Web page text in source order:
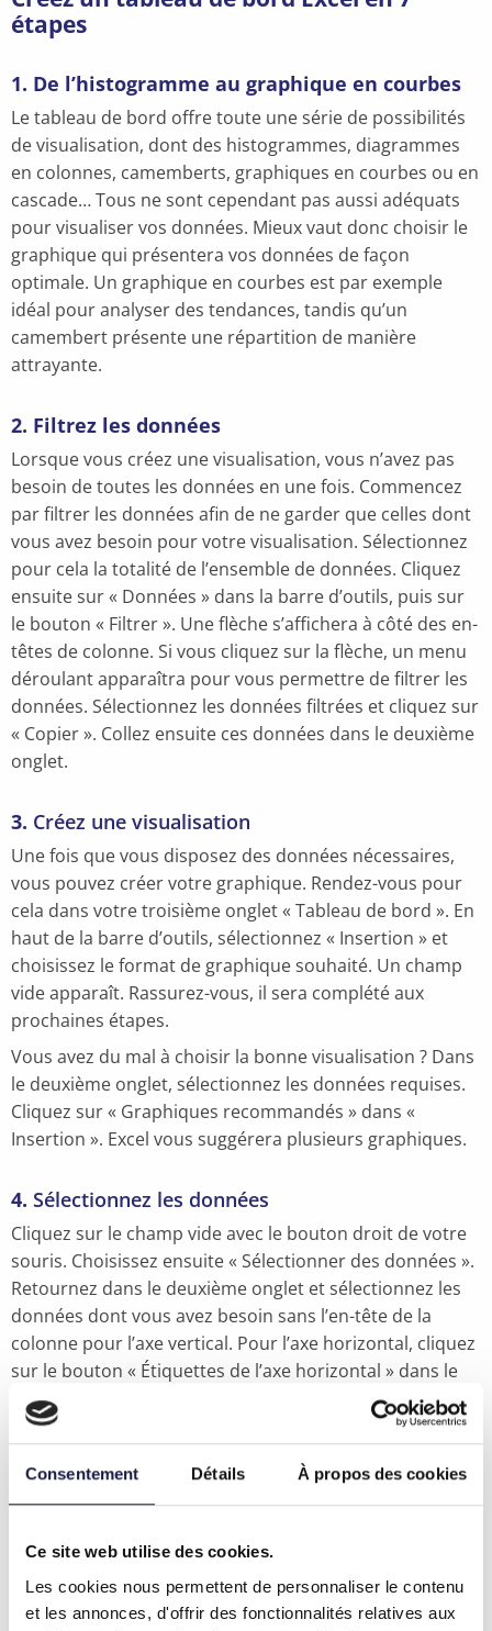
Consentement Détails À propos des cookies
Ce site web utilise des cookies.
Les cookies nous permettent de personnaliser le contenu
et les annonces, d'offrir des fonctionnalités relatives aux
étapes
1. De l’histogramme au graphique en courbes
Le tableau de bord offre toute une série de possibilités
de visualisation, dont des histogrammes, diagrammes
en colonnes, camemberts, graphiques en courbes ou en
cascade… Tous ne sont cependant pas aussi adéquats
pour visualiser vos données. Mieux vaut donc choisir le
graphique qui présentera vos données de façon
optimale. Un graphique en courbes est par exemple
idéal pour analyser des tendances, tandis qu’un
camembert présente une répartition de manière
attrayante.
2. Filtrez les données
Lorsque vous créez une visualisation, vous n’avez pas
besoin de toutes les données en une fois. Commencez
par filtrer les données afin de ne garder que celles dont
vous avez besoin pour votre visualisation. Sélectionnez
pour cela la totalité de l’ensemble de données. Cliquez
ensuite sur « Données » dans la barre d’outils, puis sur
le bouton « Filtrer ». Une flèche s’affichera à côté des en-
têtes de colonne. Si vous cliquez sur la flèche, un menu
déroulant apparaîtra pour vous permettre de filtrer les
données. Sélectionnez les données filtrées et cliquez sur
« Copier ». Collez ensuite ces données dans le deuxième
onglet.
3. Créez une visualisation
Une fois que vous disposez des données nécessaires,
vous pouvez créer votre graphique. Rendez-vous pour
cela dans votre troisième onglet « Tableau de bord ». En
haut de la barre d’outils, sélectionnez « Insertion » et
choisissez le format de graphique souhaité. Un champ
vide apparaît. Rassurez-vous, il sera complété aux
prochaines étapes.
Vous avez du mal à choisir la bonne visualisation ? Dans
le deuxième onglet, sélectionnez les données requises.
Cliquez sur « Graphiques recommandés » dans «
Insertion ». Excel vous suggérera plusieurs graphiques.
4. Sélectionnez les données
Cliquez sur le champ vide avec le bouton droit de votre
souris. Choisissez ensuite « Sélectionner des données ».
Retournez dans le deuxième onglet et sélectionnez les
données dont vous avez besoin sans l’en-tête de la
colonne pour l’axe vertical. Pour l’axe horizontal, cliquez
sur le bouton « Étiquettes de l’axe horizontal » dans le
même menu. Sélectionnez les données que vous
souhaitez placer sur l’axe horizontal. Cliquez sur « Ok »
onglet.
5.Revérifiez les données
Une erreur n’étant jamais exclue, il est important de
vérifier que toutes les données ont bien été prises en